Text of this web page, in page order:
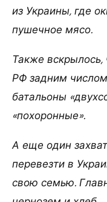
из Украины, где
пушечное мясо.
Также
РФ задним числом
батальоны
«похоронные».
А еще один
перевезти в
свою семью.